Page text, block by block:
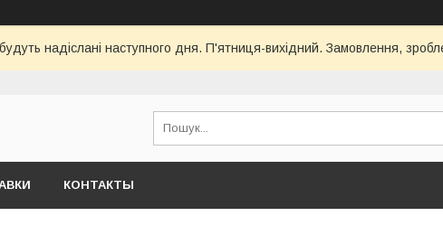
надіслані наступного дня. П'ятниця-вихідний. Замовлення,
КОНТАКТЫ